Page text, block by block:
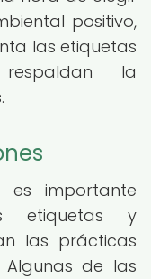
positivo,
las etiquetas
la
es importante
etiquetas y
las prácticas
de las